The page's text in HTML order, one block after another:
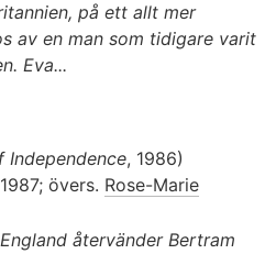
på ett allt mer
av en man som tidigare varit
Eva...
Independence, 1986)
1987; övers. Rose-Marie
återvänder Bertram